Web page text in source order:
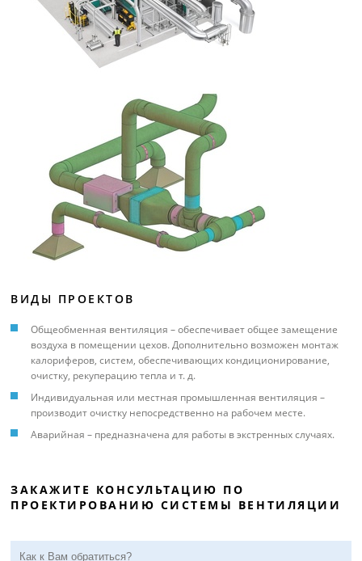
ВИДЫ ПРОЕКТОВ
Общеобменная вентиляция – обеспечивает общее замещение
воздуха в помещении цехов. Дополнительно возможен монтаж
калориферов, систем, обеспечивающих кондиционирование,
очистку, рекуперацию тепла и т. д.
Индивидуальная или местная промышленная вентиляция –
производит очистку непосредственно на рабочем месте.
Аварийная – предназначена для работы в экстренных случаях.
ЗАКАЖИТЕ КОНСУЛЬТАЦИЮ ПО
ПРОЕКТИРОВАНИЮ СИСТЕМЫ ВЕНТИЛЯЦИИ